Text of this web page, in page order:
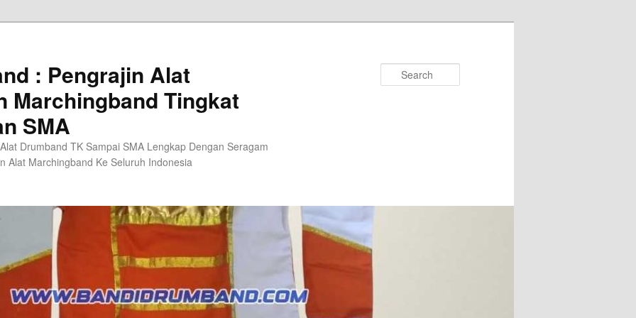
: Pengrajin Alat
Marchingband Tingkat
SMA
Drumband TK Sampai SMA Lengkap Dengan Seragam
Alat Marchingband Ke Seluruh Indonesia